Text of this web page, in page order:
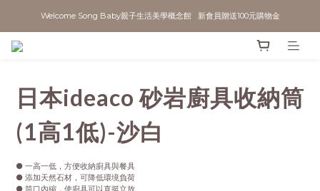
Welcome Song Baby親子生活美學概念館   新會員贈送100元購物金
日本ideaco 砂岩廚具收納筒
(1高1低)-沙白
● 一高一低，方便收納廚具與餐具
● 添加天然石材，可降低環境負荷